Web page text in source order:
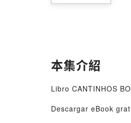
本集介紹
Libro CANTINHOS
Descargar eBook